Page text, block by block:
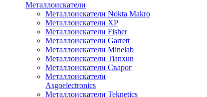
Металлоискатели
Металлоискатели Nokta Makro
Металлоискатели XP
Металлоискатели Fisher
Металлоискатели Garrett
Металлоискатели Minelab
Металлоискатели Tianxun
Металлоискатели Сварог
Металлоискатели
Asgoelectronics
Металлоискатели Teknetics